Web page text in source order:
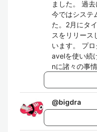
ました。 過
今ではシステ
た。2月にタ
スをリリース
います。 プ
avelを使い続
nに諸々の事
@bigdra